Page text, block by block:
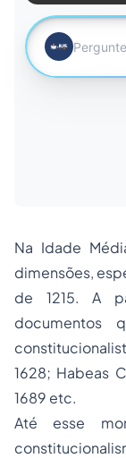
Na Idade
dimensões,
de 1215. A
documentos
1628; Habeas
1689 etc.
Até esse